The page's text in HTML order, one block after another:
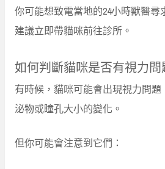
你可能想致電當地的24小時獸醫
建議立即帶貓咪前往診所。
如何判斷貓咪是否有視力問
有時候，貓咪可能會出現視力問
泌物或瞳孔大小的變化。
但你可能會注意到它們：